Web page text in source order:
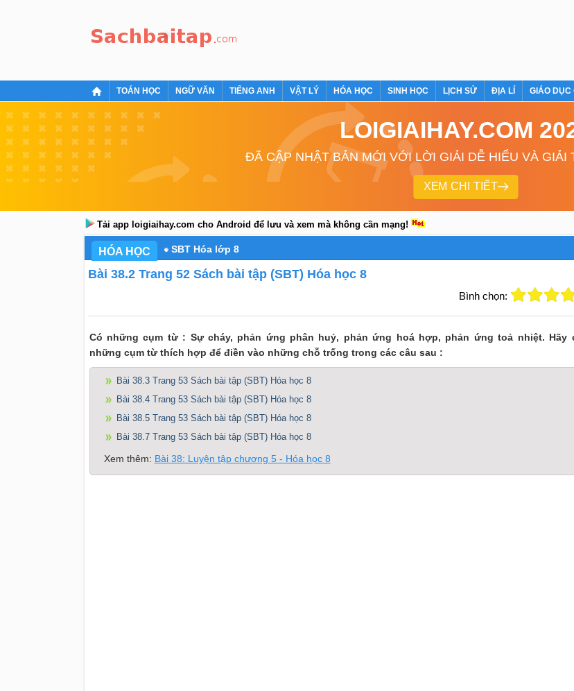
TOÁN HỌC NGỮ VĂN TIẾNG ANH VẬT LÝ HÓA HỌC SINH HỌC LỊCH SỬ ĐỊA LÍ GIÁO DỤC
LOIGIAIHAY.COM
ĐÃ CẬP NHẬT BẢN MỚI VỚI LỜI GIẢI DỄ HIỂU VÀ GIẢI
XEM CHI TIẾT
Tải app loigiaihay.com cho Android để lưu và xem mà không cần mạng!
HÓA HỌC SBT Hóa lớp 8
Bài 38.2 Trang 52 Sách bài tập (SBT) Hóa học 8
Bình chọn:
Có những cụm từ : Sự cháy, phản ứng phân huỷ, phản ứng hoá hợp, phản ứng toả nhiệt. Hãy
những cụm từ thích hợp để điền vào những chỗ trống trong các câu sau :
Bài 38.3 Trang 53 Sách bài tập (SBT) Hóa học 8
Bài 38.4 Trang 53 Sách bài tập (SBT) Hóa học 8
Bài 38.5 Trang 53 Sách bài tập (SBT) Hóa học 8
Bài 38.7 Trang 53 Sách bài tập (SBT) Hóa học 8
Xem thêm: Bài 38: Luyện tập chương 5 - Hóa học 8